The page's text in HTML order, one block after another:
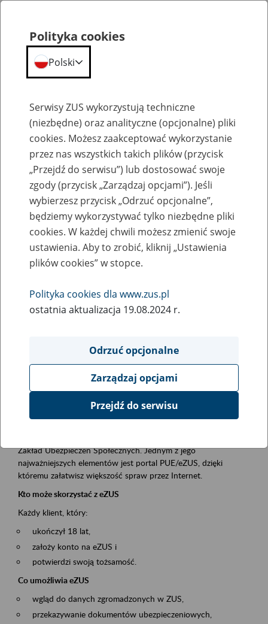
Szkolenia
Zaproś ZUS do siebie - zakładanie profili
eZUS w siedzibie Twojej firmy
Rodzaj wydarzenia
Szkolenia
Obszar merytoryczny
obsługa klientów
Opis wydarzenia
Platforma Usług Elektronicznych ZUS eZUS
Zakład Ubezpieczeń Społecznych. Jednym z jego
najważniejszych elementów jest portal PUE/eZUS, dzięki
któremu załatwisz większość spraw przez Internet.
Kto może skorzystać z eZUS
Każdy klient, który:
ukończył 18 lat,
założy konto na eZUS i
potwierdzi swoją tożsamość.
Co umożliwia eZUS
wgląd do danych zgromadzonych w ZUS,
przekazywanie dokumentów ubezpieczeniowych,
Polityka cookies
Polski
Serwisy ZUS wykorzystują techniczne
(niezbędne) oraz analityczne (opcjonalne) pliki
cookies. Możesz zaakceptować wykorzystanie
przez nas wszystkich takich plików (przycisk
„Przejdź do serwisu”) lub dostosować swoje
zgody (przycisk „Zarządzaj opcjami”). Jeśli
wybierzesz przycisk „Odrzuć opcjonalne”,
będziemy wykorzystywać tylko niezbędne pliki
cookies. W każdej chwili możesz zmienić swoje
ustawienia. Aby to zrobić, kliknij „Ustawienia
plików cookies” w stopce.
Polityka cookies dla www.zus.pl
ostatnia aktualizacja 19.08.2024 r.
Odrzuć opcjonalne
Zarządzaj opcjami
Przejdź do serwisu